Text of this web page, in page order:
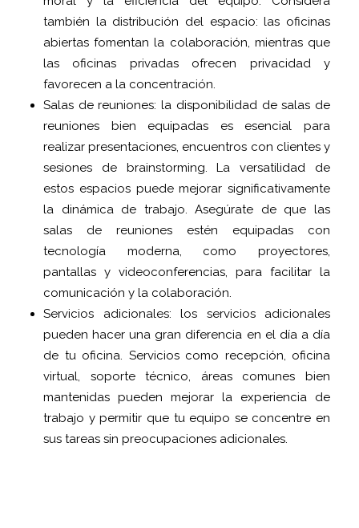
también la distribución del espacio: las oficinas
abiertas fomentan la colaboración, mientras que
las oficinas privadas ofrecen privacidad y
favorecen a la concentración.
Salas de reuniones: la disponibilidad de salas de
reuniones bien equipadas es esencial para
realizar presentaciones, encuentros con clientes y
sesiones de brainstorming. La versatilidad de
estos espacios puede mejorar significativamente
la dinámica de trabajo. Asegúrate de que las
salas de reuniones estén equipadas con
tecnología moderna, como proyectores,
pantallas y videoconferencias, para facilitar la
comunicación y la colaboración.
Servicios adicionales: los servicios adicionales
pueden hacer una gran diferencia en el día a día
de tu oficina. Servicios como recepción, oficina
virtual, soporte técnico, áreas comunes bien
mantenidas pueden mejorar la experiencia de
trabajo y permitir que tu equipo se concentre en
sus tareas sin preocupaciones adicionales.